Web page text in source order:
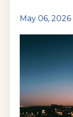
May 06, 2026